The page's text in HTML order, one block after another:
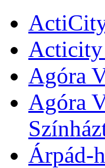
Agóra
Agóra
Árpád-